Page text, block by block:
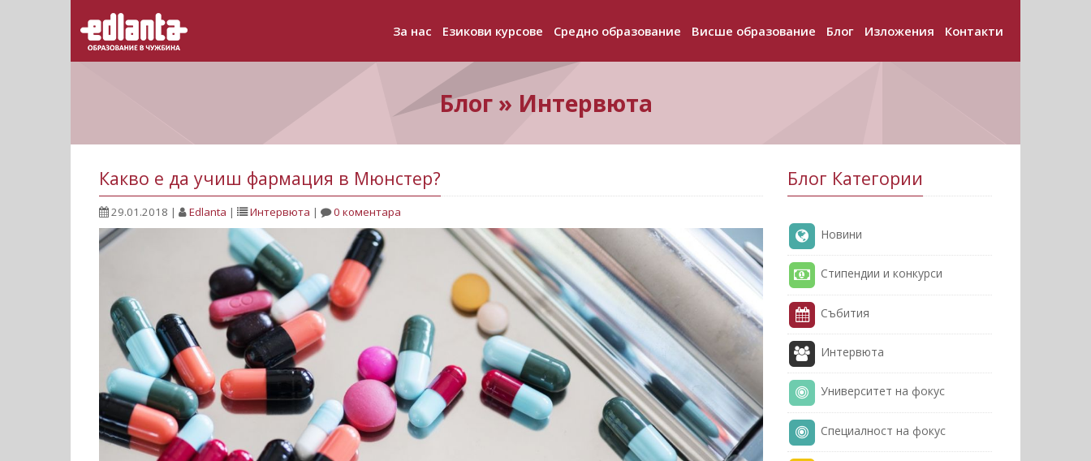
За нас Езикови курсове Средно образование Висше образование Блог Изложения Контакти
Блог » Интервюта
Какво е да учиш фармация в Мюнстер?
29.01.2018 | Edlanta | Интервюта | 0 коментара
Блог Категории
Новини
Стипендии и конкурси
Събития
Интервюта
Университет на фокус
Специалност на фокус